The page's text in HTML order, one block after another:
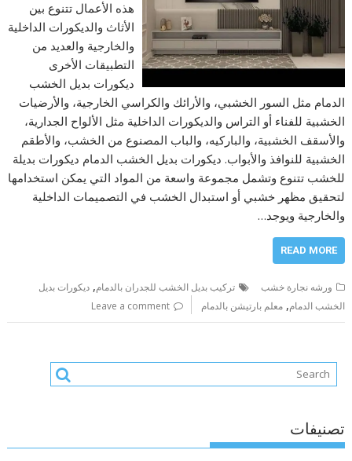
هذه الأعمال تتنوع بين
الأثاث والديكورات الداخلية
والخارجية والعديد من
التطبيقات الأخرى
ديكورات بديل الخشب
الدمام مثل السور الخشبي، والأرائك والكراسي الخارجية، والأرضيات
الخشبية للفناء أو التراس والديكورات الداخلية مثل الألواح الجدارية،
والأسقف الخشبية، والباركيه، والباب المصنوع من الخشب، والأطقم
الخشبية للنوافذ والأبواب. ديكورات بديل الخشب الدمام ديكورات بديلة
للخشب تتنوع وتشمل مجموعة واسعة من المواد التي يمكن استخدامها
لتحقيق مظهر خشبي أو استبدال الخشب في التصميمات الداخلية
والخارجية ويوجد…
READ MORE
ورشه نجارة خشب تركيب بديل الخشب للجدران بالدمام,ديكورات بديل
الخشب الدمام,معلم بارتيشن بالدمام Leave a comment
تصنيفات